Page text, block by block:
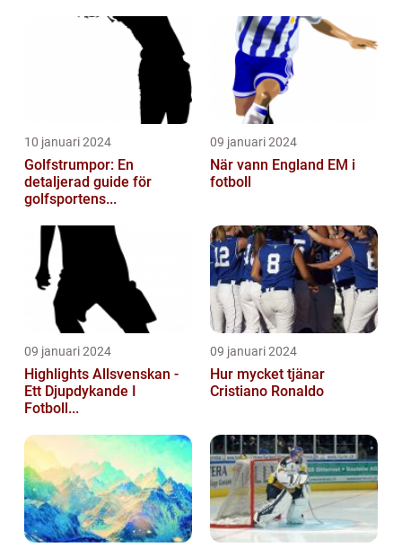
10 januari 2024
Golfstrumpor: En
detaljerad guide för
golfsportens...
09 januari 2024
När vann England EM i
fotboll
09 januari 2024
Highlights Allsvenskan -
Ett Djupdykande I
Fotboll...
09 januari 2024
Hur mycket tjänar
Cristiano Ronaldo